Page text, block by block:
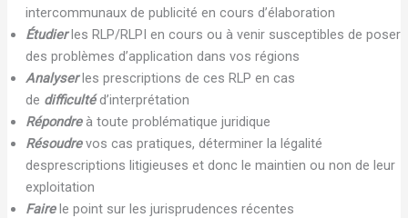
intercommunaux de publicité en cours d’élaboration
Étudierles RLP/RLPI en cours ou à venir susceptibles de poser
des problèmes d’application dans vos régions
Analyserles prescriptions de ces RLP en cas
de difficultéd’interprétation
Répondreà toute problématique juridique
Résoudrevos cas pratiques, déterminer la légalité
desprescriptions litigieuses et donc le maintien ou non de leur
exploitation
Faire le point sur les jurisprudences récentes